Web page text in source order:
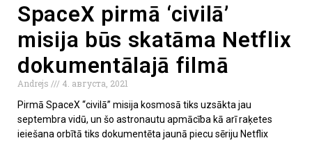
SpaceX pirmā ‘civilā’
misija būs skatāma Netflix
dokumentālajā filmā
Andrejs
4. августа, 2021
Pirmā SpaceX “civilā” misija kosmosā tiks uzsākta jau
septembra vidū, un šo astronautu apmācība kā arī raķetes
ieiešana orbītā tiks dokumentēta jaunā piecu sēriju Netflix